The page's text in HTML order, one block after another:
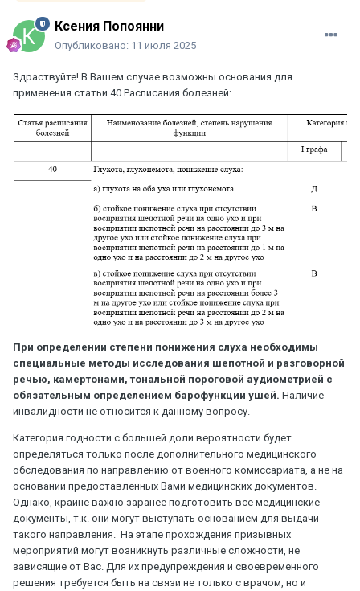
Ксения Попоянни
Опубликовано: 11 июля 2025
Здраствуйте! В Вашем случае возможны основания для
применения статьи 40 Расписания болезней:
При определении степени понижения слуха необходимы
специальные методы исследования шепотной и разговорной
речью, камертонами, тональной пороговой аудиометрией с
обязательным определением барофункции ушей. Наличие
инвалидности не относится к данному вопросу.
Категория годности с большей доли вероятности будет
определяться только после дополнительного медицинского
обследования по направлению от военного комиссариата, а не на
основании предоставленных Вами медицинских документов.
Однако, крайне важно заранее подготовить все медицинские
документы, т.к. они могут выступать основанием для выдачи
такого направления. На этапе прохождения призывных
мероприятий могут возникнуть различные сложности, не
зависящие от Вас. Для их предупреждения и своевременного
решения требуется быть на связи не только с врачом, но и